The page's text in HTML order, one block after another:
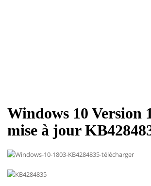
Windows 10 Version
mise à jour